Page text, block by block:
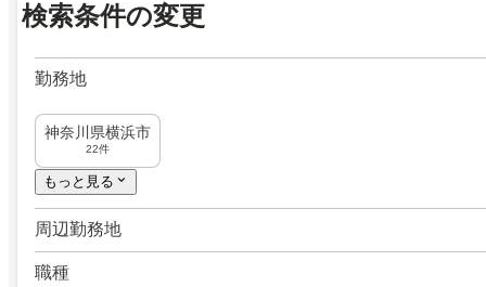
検索条件の変更
勤務地
神奈川県横浜市
22件
もっと見る
周辺勤務地
職種